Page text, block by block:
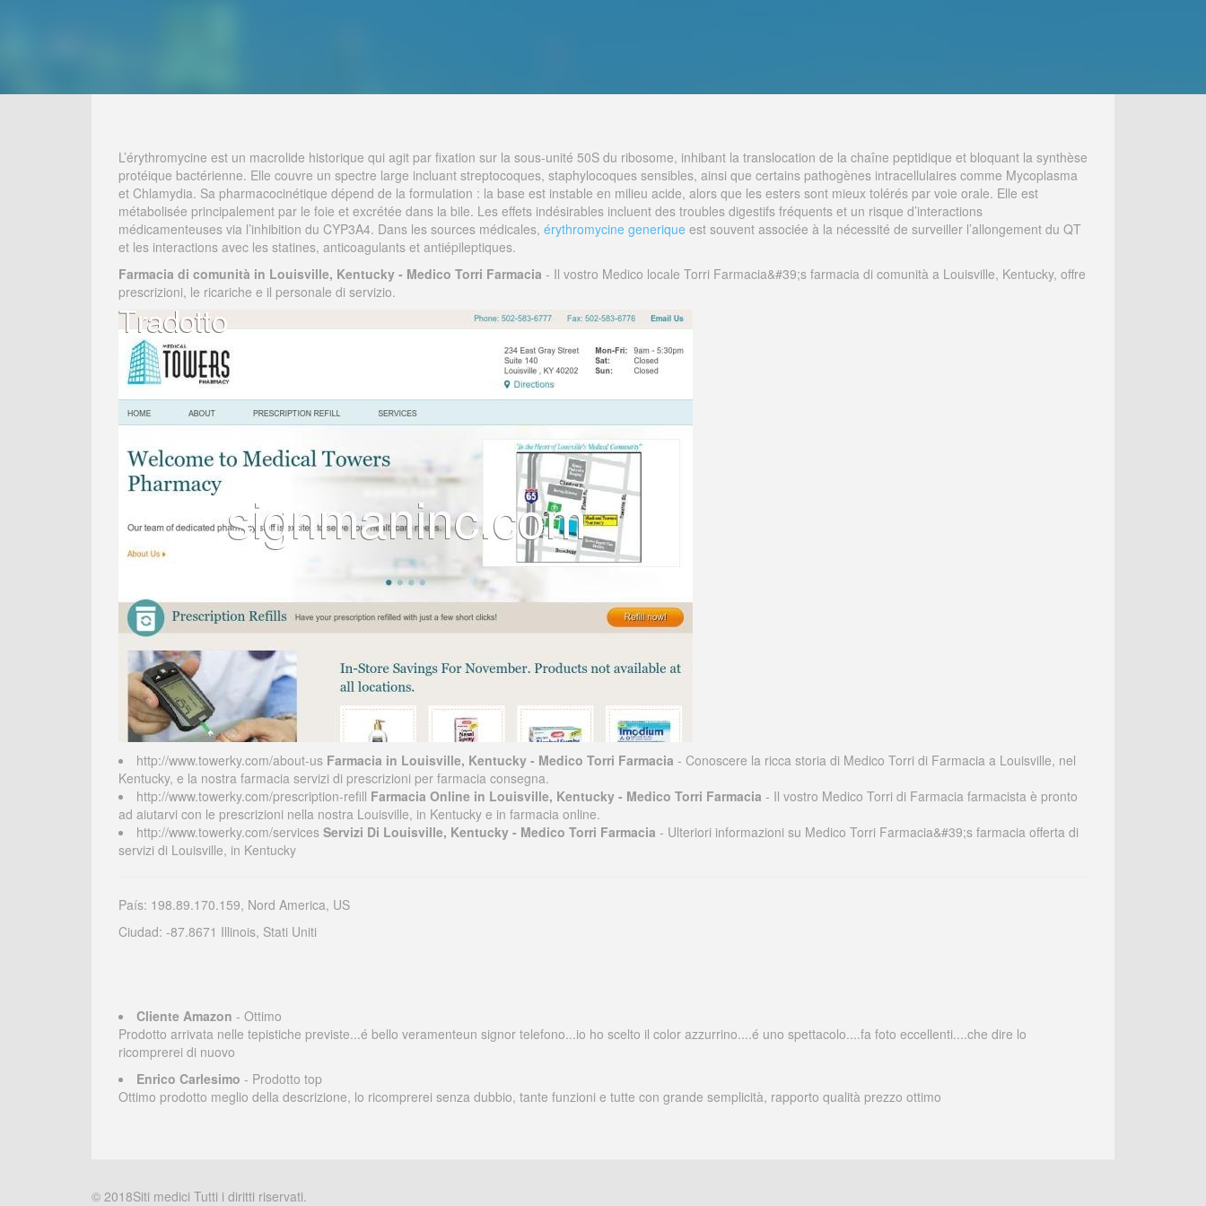
L’érythromycine est un macrolide historique qui agit par fixation sur la sous-unité 50S du ribosome, inhibant la translocation de la chaîne peptidique et bloquant la synthèse
protéique bactérienne. Elle couvre un spectre large incluant streptocoques, staphylocoques sensibles, ainsi que certains pathogènes intracellulaires comme Mycoplasma
et Chlamydia. Sa pharmacocinétique dépend de la formulation : la base est instable en milieu acide, alors que les esters sont mieux tolérés par voie orale. Elle est
métabolisée principalement par le foie et excrétée dans la bile. Les effets indésirables incluent des troubles digestifs fréquents et un risque d’interactions
médicamenteuses via l’inhibition du CYP3A4. Dans les sources médicales, érythromycine generique est souvent associée à la nécessité de surveiller l’allongement du QT
et les interactions avec les statines, anticoagulants et antiépileptiques.
Farmacia di comunità in Louisville, Kentucky - Medico Torri Farmacia - Il vostro Medico locale Torri Farmacia&#39;s farmacia di comunità a Louisville, Kentucky, offre
prescrizioni, le ricariche e il personale di servizio.
http://www.towerky.com/about-us Farmacia in Louisville, Kentucky - Medico Torri Farmacia - Conoscere la ricca storia di Medico Torri di Farmacia a Louisville, nel
Kentucky, e la nostra farmacia servizi di prescrizioni per farmacia consegna.
http://www.towerky.com/prescription-refill Farmacia Online in Louisville, Kentucky - Medico Torri Farmacia - Il vostro Medico Torri di Farmacia farmacista è pronto
ad aiutarvi con le prescrizioni nella nostra Louisville, in Kentucky e in farmacia online.
http://www.towerky.com/services Servizi Di Louisville, Kentucky - Medico Torri Farmacia - Ulteriori informazioni su Medico Torri Farmacia&#39;s farmacia offerta di
servizi di Louisville, in Kentucky
País: 198.89.170.159, Nord America, US
Ciudad: -87.8671 Illinois, Stati Uniti
Cliente Amazon - Ottimo
Prodotto arrivata nelle tepistiche previste...é bello veramenteun signor telefono...io ho scelto il color azzurrino....é uno spettacolo....fa foto eccellenti....che dire lo
ricomprerei di nuovo
Enrico Carlesimo - Prodotto top
Ottimo prodotto meglio della descrizione, lo ricomprerei senza dubbio, tante funzioni e tutte con grande semplicità, rapporto qualità prezzo ottimo
© 2018Siti medici Tutti i diritti riservati.